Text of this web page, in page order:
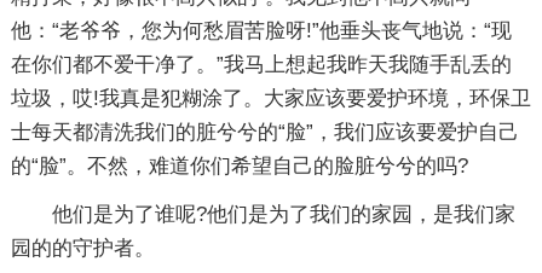
他：“老爷爷，您为何愁眉苦脸呀!”他垂头丧气地说：“现
在你们都不爱干净了。”我马上想起我昨天我随手乱丢的
垃圾，哎!我真是犯糊涂了。大家应该要爱护环境，环保卫
士每天都清洗我们的脏兮兮的“脸”，我们应该要爱护自己
的“脸”。不然，难道你们希望自己的脸脏兮兮的吗?
他们是为了谁呢?他们是为了我们的家园，是我们家
园的的守护者。